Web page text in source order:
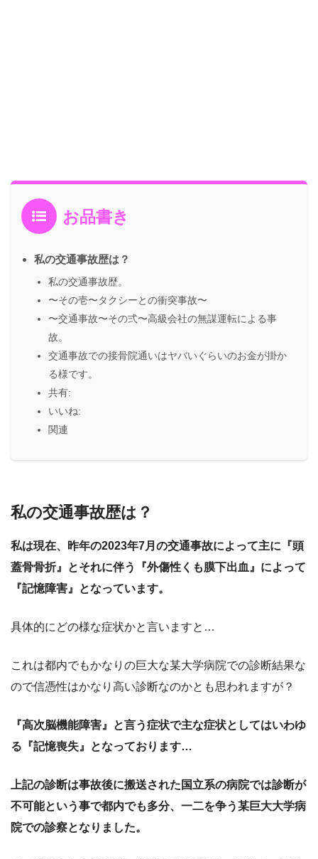
お品書き
私の交通事故歴は？
私の交通事故歴。
〜その壱〜タクシーとの衝突事故〜
〜交通事故〜その弍〜高級会社の無謀運転による事
故。
交通事故での接骨院通いはヤバいぐらいのお金が掛か
る様です。
共有:
いいね:
関連
私の交通事故歴は？
私は現在、昨年の2023年7月の交通事故によって主に『頭
蓋骨骨折』とそれに伴う『外傷性くも膜下出血』によって
『記憶障害』となっています。
具体的にどの様な症状かと言いますと…
これは都内でもかなりの巨大な某大学病院での診断結果な
ので信憑性はかなり高い診断なのかとも思われますが？
『高次脳機能障害』と言う症状で主な症状としてはいわゆ
る『記憶喪失』となっております…
上記の診断は事故後に搬送された国立系の病院では診断が
不可能という事で都内でも多分、一二を争う某巨大大学病
院での診察となりました。